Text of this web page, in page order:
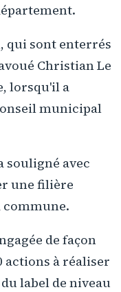
qui sont enterrés
Christian Le
lorsqu'il a
municipal
souligné avec
une filière
de façon
actions à réaliser
label de niveau